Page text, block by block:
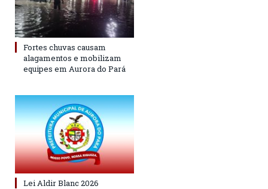
Fortes chuvas causam
alagamentos e mobilizam
equipes em Aurora do Pará
Lei Aldir Blanc 2026